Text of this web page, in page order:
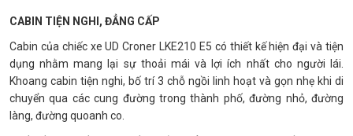
CABIN TIỆN NGHI, ĐẲNG CẤP
Cabin của chiếc xe UD Croner LKE210 E5 có thiết kế hiện đại và tiện
dụng nhằm mang lại sự thoải mái và lợi ích nhất cho người lái.
Khoang cabin tiện nghi, bố trí 3 chỗ ngồi linh hoạt và gọn nhẹ khi di
chuyển qua các cung đường trong thành phố, đường nhỏ, đường
làng, đường quoanh co.